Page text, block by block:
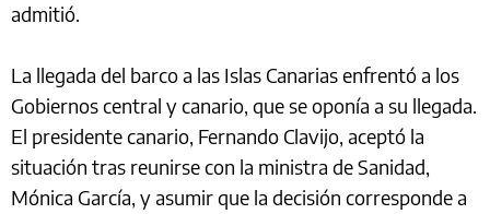
admitió.
La llegada del barco a las Islas Canarias enfrentó a los
Gobiernos central y canario, que se oponía a su llegada.
El presidente canario, Fernando Clavijo, aceptó la
situación tras reunirse con la ministra de Sanidad,
Mónica García, y asumir que la decisión corresponde a